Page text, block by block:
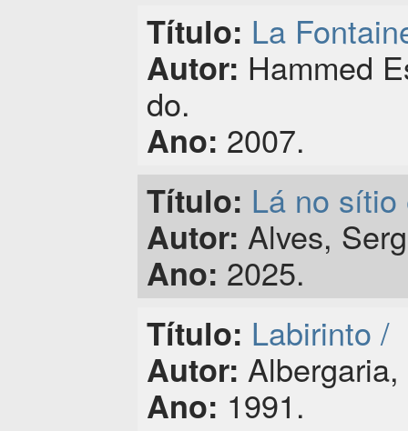
Título: La
Autor: Hammed
do.
Ano: 2007.
Título: Lá no sítio
Autor: Alves,
Ano: 2025.
Título: Labirinto /
Autor:
Ano: 1991.